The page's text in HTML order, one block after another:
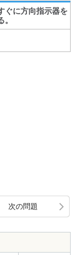
ぐに方向指示器を
次の問題